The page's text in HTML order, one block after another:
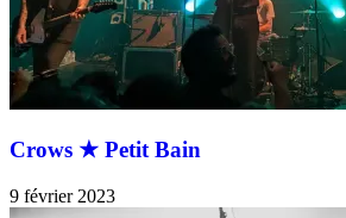
Crows ★ Petit Bain
9 février 2023